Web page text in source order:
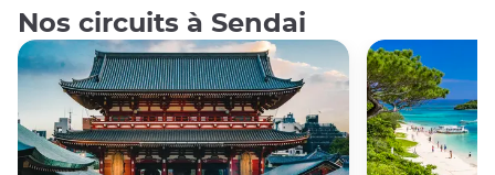
Nos circuits à Sendai